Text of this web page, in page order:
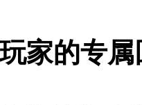
家的专属